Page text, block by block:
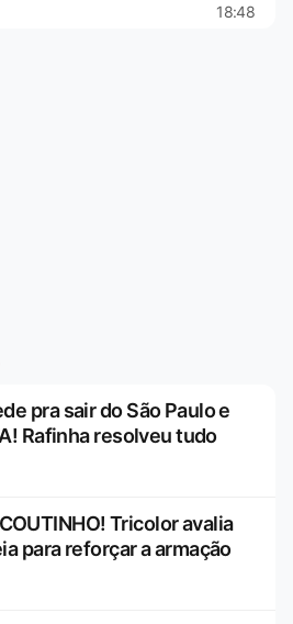
18:48
pra sair do São Paulo e
Rafinha resolveu tudo
Tricolor avalia
para reforçar a armação